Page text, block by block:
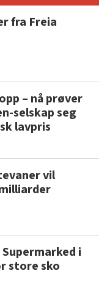
fra Freia
– nå prøver
selskap seg
lavpris
vil
i
store sko